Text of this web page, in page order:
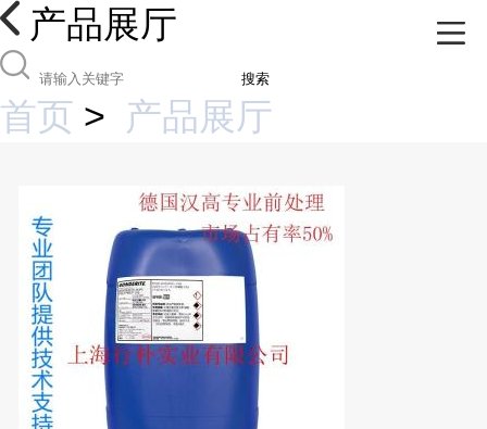
产品展厅
搜索
首页 > 产品展厅